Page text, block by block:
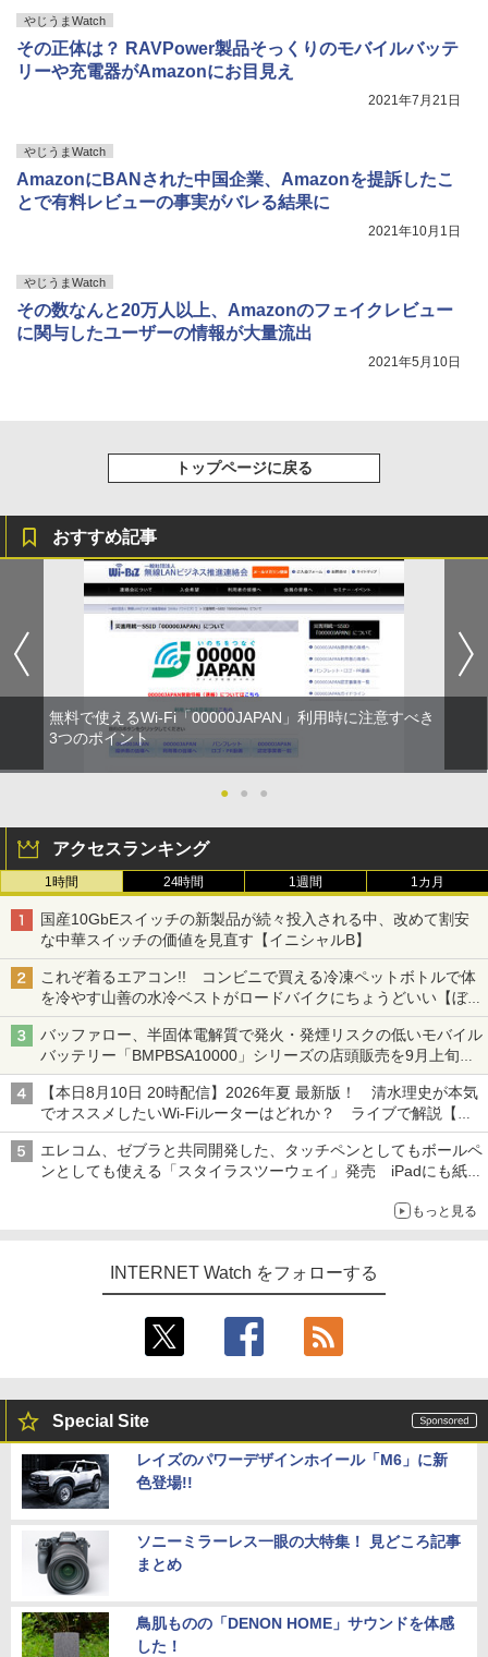
やじうまWatch
その正体は？ RAVPower製品そっくりのモバイルバッテ
リーや充電器がAmazonにお目見え
2021年7月21日
やじうまWatch
AmazonにBANされた中国企業、Amazonを提訴したこ
とで有料レビューの事実がバレる結果に
2021年10月1日
やじうまWatch
その数なんと20万人以上、Amazonのフェイクレビュー
に関与したユーザーの情報が大量流出
2021年5月10日
トップページに戻る
おすすめ記事
無料で使えるWi-Fi「00000JAPAN」利用時に注意すべき
3つのポイント
● ● ●
アクセスランキング
1時間 24時間 1週間 1カ月
国産10GbEスイッチの新製品が続々投入される中、改めて割安
な中華スイッチの価値を見直す【イニシャルB】
これぞ着るエアコン!! コンビニで買える冷凍ペットボトルで体
を冷やす山善の水冷ベストがロードバイクにちょうどいい【ぼっ
ち・ざ・ろーど！その14】【空いた時間でなにしてる？】
バッファロー、半固体電解質で発火・発煙リスクの低いモバイル
バッテリー「BMPBSA10000」シリーズの店頭販売を9月上旬に
開始
【本日8月10日 20時配信】2026年夏 最新版！ 清水理史が本気
でオススメしたいWi-Fiルーターはどれか？ ライブで解説【清
水理史の「イニシャルB」チャンネル】
エレコム、ゼブラと共同開発した、タッチペンとしてもボールペ
ンとしても使える「スタイラスツーウェイ」発売 iPadにも紙に
もっと見る
INTERNET Watch をフォローする
Special Site
レイズのパワーデザインホイール「M6」に新
色登場!!
ソニーミラーレス一眼の大特集！ 見どころ記事
まとめ
鳥肌ものの「DENON HOME」サウンドを体感
した！